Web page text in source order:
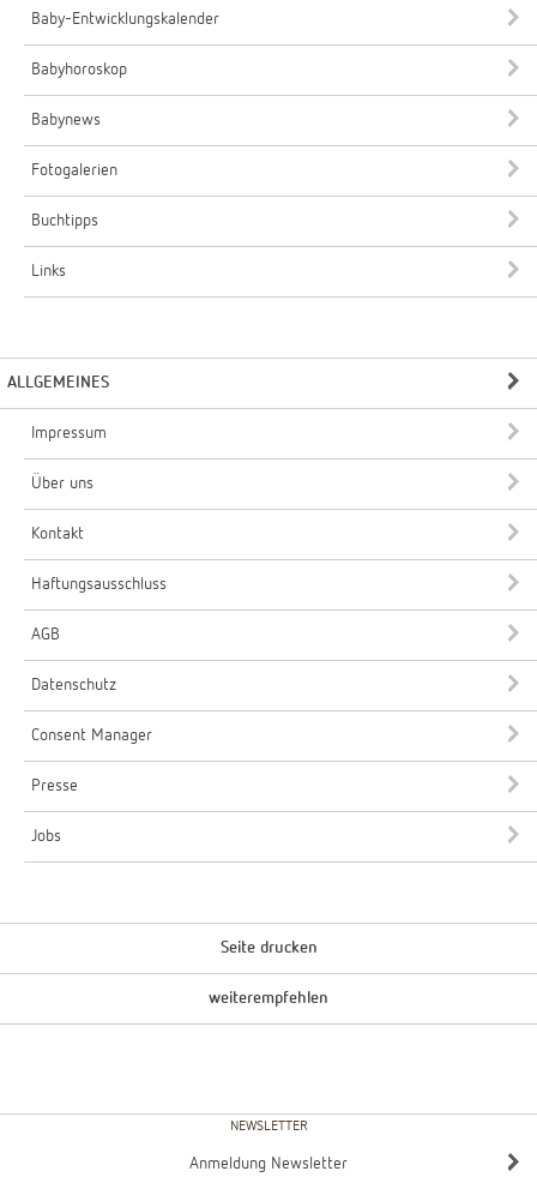
Baby-Entwicklungskalender
Babyhoroskop
Babynews
Fotogalerien
Buchtipps
Links
ALLGEMEINES
Impressum
Über uns
Kontakt
Haftungsausschluss
AGB
Datenschutz
Consent Manager
Presse
Jobs
Seite drucken
weiterempfehlen
NEWSLETTER
Anmeldung Newsletter